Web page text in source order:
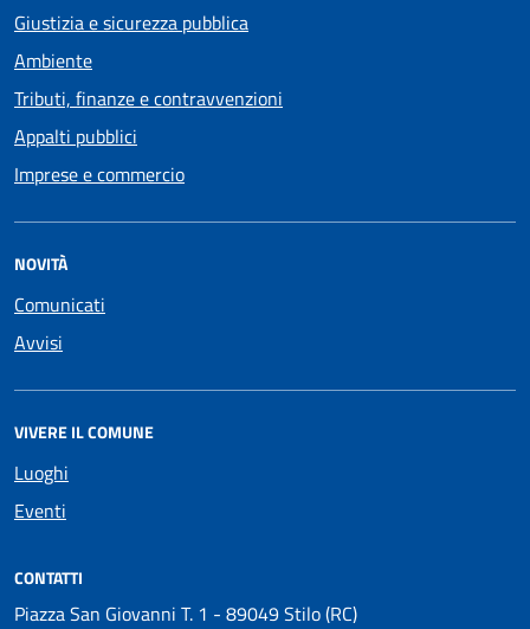
Giustizia e sicurezza pubblica
Ambiente
Tributi, finanze e contravvenzioni
Appalti pubblici
Imprese e commercio
NOVITÀ
Comunicati
Avvisi
VIVERE IL COMUNE
Luoghi
Eventi
CONTATTI
Piazza San Giovanni T. 1 - 89049 Stilo (RC)